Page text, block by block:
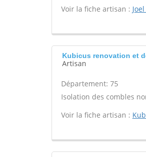
Voir la fiche artisan :
Kubicus renovation et
Artisan
Département: 75
Isolation des combles
Voir la fiche artisan :